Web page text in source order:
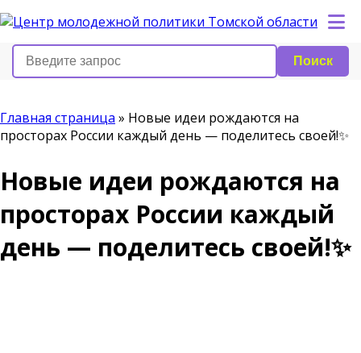
Поиск
Главная страница » Новые идеи рождаются на
просторах России каждый день — поделитесь своей!✨
Новые идеи рождаются на
просторах России каждый
день — поделитесь своей!✨